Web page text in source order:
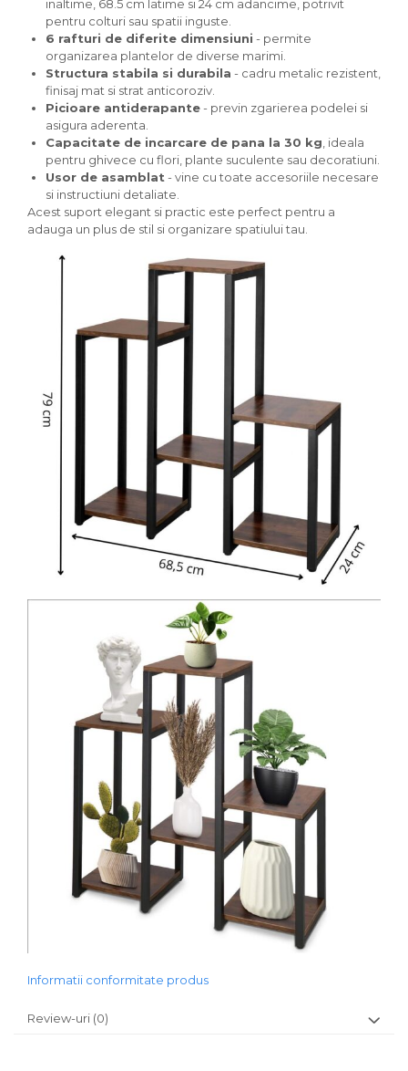
inaltime, 68.5 cm latime si 24 cm adancime, potrivit
pentru colturi sau spatii inguste.
6 rafturi de diferite dimensiuni - permite
organizarea plantelor de diverse marimi.
Structura stabila si durabila - cadru metalic rezistent,
finisaj mat si strat anticoroziv.
Picioare antiderapante- previn zgarierea podelei si
asigura aderenta.
Capacitate de incarcare de pana la 30 kg , ideala
pentru ghivece cu flori, plante suculente sau decoratiuni.
Usor de asamblat - vine cu toate accesoriile necesare
si instructiuni detaliate.
Acest suport elegant si practic este perfect pentru a
adauga un plus de stil si organizare spatiului tau.
Informatii conformitate produs
Review-uri (0)